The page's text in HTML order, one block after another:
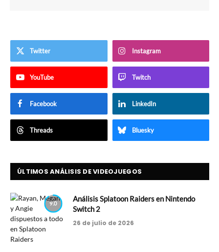
Twitter Instagram
YouTube Twitch
Facebook LinkedIn
Threads Bluesky
ÚLTIMOS ANÁLISIS DE VIDEOJUEGOS
9.0
Análisis Splatoon Raiders en Nintendo
Switch 2
26 de julio de 2026